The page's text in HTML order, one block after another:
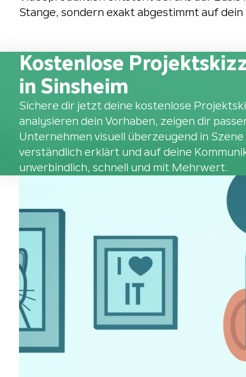
Stange, sondern exakt abgestimmt auf
Kostenlose
in Sinsheim
Sichere dir jetzt deine kostenlose
analysieren dein Vorhaben, zeigen dir
Unternehmen visuell überzeugend in
verständlich erklärt und auf deine
unverbindlich, schnell und mit Mehrwert.